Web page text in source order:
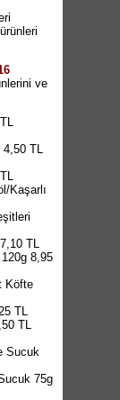
ve
4,50 TL
Kaşarlı
TL
8,95
Köfte
TL
TL
Sucuk
75g